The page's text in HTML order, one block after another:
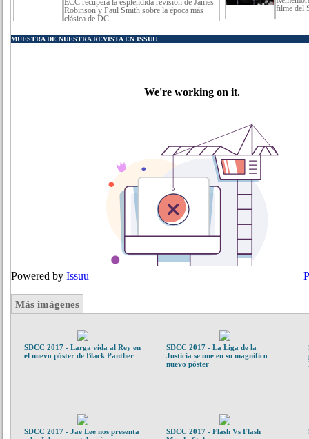
ECC recupera la esplendida revisión de James
Robinson y Paul Smith sobre la época más
clásica de DC.
filme del
MUESTRA DE NUESTRA REVISTA EN ISSUU
Powered by Issuu
Más imágenes
SDCC 2017 - Larga vida al Rey en
el nuevo póster de Black Panther
SDCC 2017 - La Liga de la
Justicia se une en su magnífico
nuevo póster
SDCC 2017 - Jae Lee nos presenta
SDCC 2017 - Flash Vs Flash